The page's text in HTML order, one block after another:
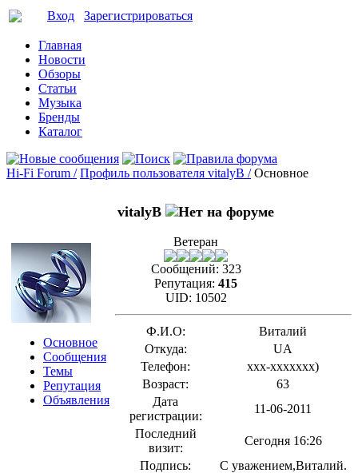
Вход Зарегистрироваться
Главная
Новости
Обзоры
Статьи
Музыка
Бренды
Каталог
Hi-Fi Forum / Профиль пользователя vitalyB / Основное
Основное
Сообщения
Темы
Репутация
Объявления
vitalyB
Ветеран
Сообщений: 323
Репутация: 415
UID: 10502
Ф.И.О:
Виталий
Откуда:
UA
Телефон:
xxx-xxxxxxx)
Возраст:
63
Дата
регистрации:
11-06-2011
Последний
визит:
Сегодня 16:26
Подпись:
С уважением,Виталий.